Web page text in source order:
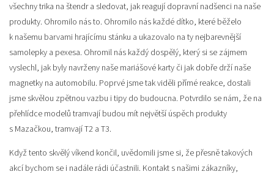
všechny trika na štendr a sledovat, jak reagují dopravní nadšenci na naše
produkty. Ohromilo nás to. Ohromilo nás každé dítko, které běželo
k našemu barvami hrajícímu stánku a ukazovalo na ty nejbarevnější
samolepky a pexesa. Ohromil nás každý dospělý, který si se zájmem
vyslechl, jak byly navrženy naše mariášové karty či jak dobře drží naše
magnetky na automobilu. Poprvé jsme tak viděli přímé reakce, dostali
jsme skvělou zpětnou vazbu i tipy do budoucna. Potvrdilo se nám, že na
přehlídce modelů tramvají budou mít největší úspěch produkty
s Mazačkou, tramvají T2 a T3.
Když tento skvělý víkend končil, uvědomili jsme si, že přesně takových
akcí bychom se i nadále rádi účastnili. Kontakt s našimi zákazníky,